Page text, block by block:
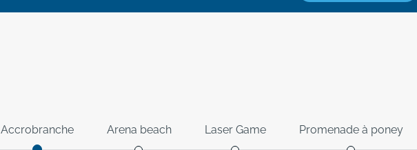
Accrobranche Arena beach Laser Game Promenade à poney